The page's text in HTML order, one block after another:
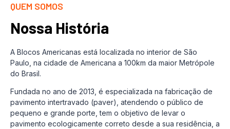
QUEM SOMOS
Nossa História
A Blocos Americanas está localizada no interior de São
Paulo, na cidade de Americana a 100km da maior Metrópole
do Brasil.
Fundada no ano de 2013, é especializada na fabricação de
pavimento intertravado (paver), atendendo o público de
pequeno e grande porte, tem o objetivo de levar o
pavimento ecologicamente correto desde a sua residência, a